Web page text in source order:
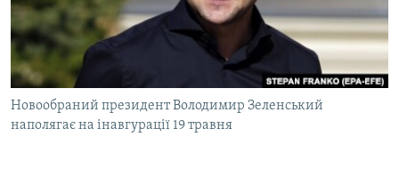
ВІДЕОУРОКИ «ELIFBE»
СВІДЧЕННЯ ОКУПАЦІЇ
УКРАЇНСЬКА ПРОБЛЕМА КРИМУ
ІНФОГРАФІКА
Русский
Qırımtatar
ДОЛУЧАЙСЯ!
Новообраний президент Володимир Зеленський
наполягає на інавгурації 19 травня